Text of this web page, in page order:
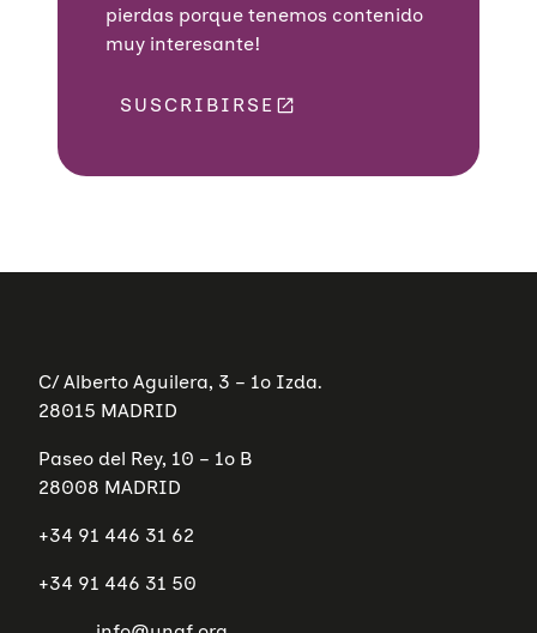
pierdas porque tenemos contenido
muy interesante!
SUSCRIBIRSE
C/ Alberto Aguilera, 3 – 1º Izda.
28015 MADRID
Paseo del Rey, 10 – 1º B
28008 MADRID
+34 91 446 31 62
+34 91 446 31 50